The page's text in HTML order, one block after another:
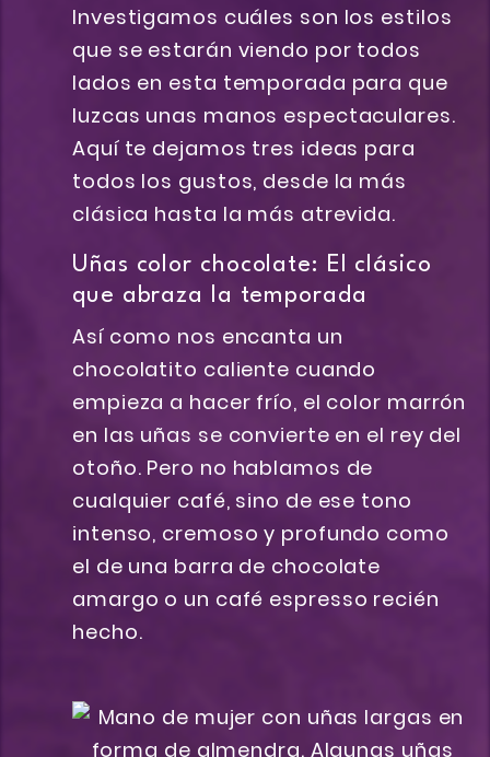
Investigamos cuáles son los estilos
que se estarán viendo por todos
lados en esta temporada para que
luzcas unas manos espectaculares.
Aquí te dejamos tres ideas para
todos los gustos, desde la más
clásica hasta la más atrevida.
Uñas color chocolate: El clásico
que abraza la temporada
Así como nos encanta un
chocolatito caliente cuando
empieza a hacer frío, el color marrón
en las uñas se convierte en el rey del
otoño. Pero no hablamos de
cualquier café, sino de ese tono
intenso, cremoso y profundo como
el de una barra de chocolate
amargo o un café espresso recién
hecho.